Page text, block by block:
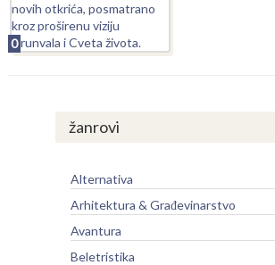
0
žanrovi
Alternativa
Arhitektura & Građevinarstvo
Avantura
Beletristika